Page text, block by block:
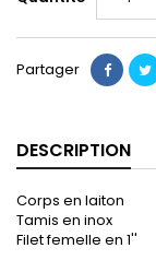
Partager
DESCRIPTION
Corps en laiton
Tamis en inox
Filet femelle en 1''